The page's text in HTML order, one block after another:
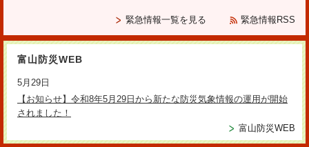
緊急情報一覧を見る 緊急情報RSS
富山防災WEB
5月29日
【お知らせ】令和8年5月29日から新たな防災気象情報の運用が開始
されました！
富山防災WEB
令和７年度とやま県民スポーツ
大賞受賞者について
スポーツの普及・振興に尽力した個人や団体及びスポーツを通じ
た地域の活性化や子供の体力向上に貢献した個人や団体を顕彰す